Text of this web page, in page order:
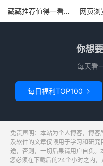
藏藏推荐值得一看 网页浏
你想
每天看
每日福利TOP100 
免责声明：本站为个人博客，博
及软件的文章仅限用于学习和研
途，否则，一切后果请用户自负。
您必须在下载后的24个小时之内